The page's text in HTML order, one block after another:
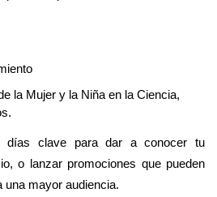
la Mujer y la Niña en la Ciencia,
días clave para dar a conocer tu
o lanzar promociones que pueden
una mayor audiencia.